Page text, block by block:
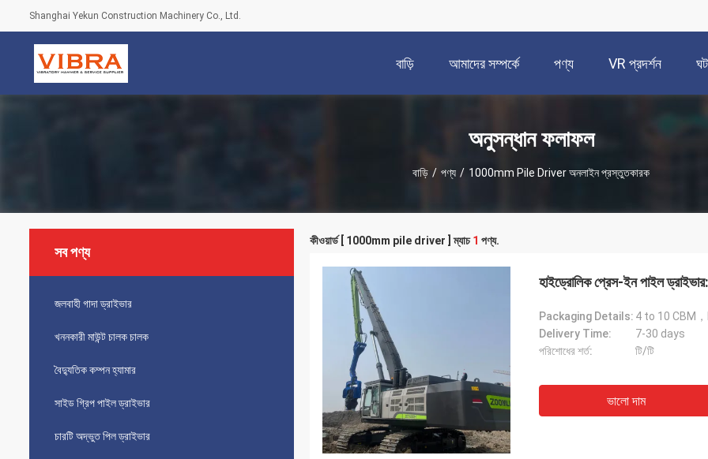
Shanghai Yekun Construction Machinery Co., Ltd.
বাড়ি আমাদের সম্পর্কে পণ্য VR প্রদর্শন
অনুসন্ধান ফলাফল
বাড়ি / পণ্য / 1000mm Pile Driver অনলাইন প্রস্তুতকারক
সব পণ্য
জলবাহী গাদা ড্রাইভার
খননকারী মাউন্ট চালক চালক
বৈদ্যুতিক কম্পন হ্যামার
সাইড গ্রিপ পাইল ড্রাইভার
চারটি অদ্ভুত পিল ড্রাইভার
কীওয়ার্ড [ 1000mm pile driver ] ম্যাচ1 পণ্য.
হাইড্রোলিক প্রেস-ইন পাইল
Packaging Details: 4 to 10 CBM
Delivery Time:
7-30 days
পরিশোধের শর্ত:
টি/টি
ভালো দাম